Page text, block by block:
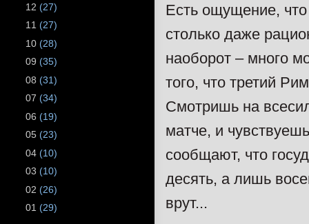
Есть ощущение,
столько даже
наоборот – много
того, что третий
Смотришь на
матче, и
сообщают, что
десять, а лишь
врут...
12 (27)
11 (27)
10 (28)
09 (35)
08 (31)
07 (34)
06 (19)
05 (23)
04 (10)
03 (10)
02 (26)
01 (29)